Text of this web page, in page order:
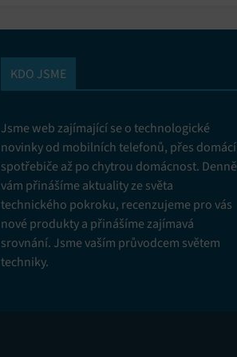
KDO JSME
Jsme web zajímající se o technologické
novinky od mobilních telefonů, přes domácí
spotřebiče až po chytrou domácnost. Denně
vám přinášíme aktuality ze světa
technického pokroku, recenzujeme pro vás
nové produkty a přinášíme zajímavá
srovnání. Jsme vaším průvodcem světem
techniky.